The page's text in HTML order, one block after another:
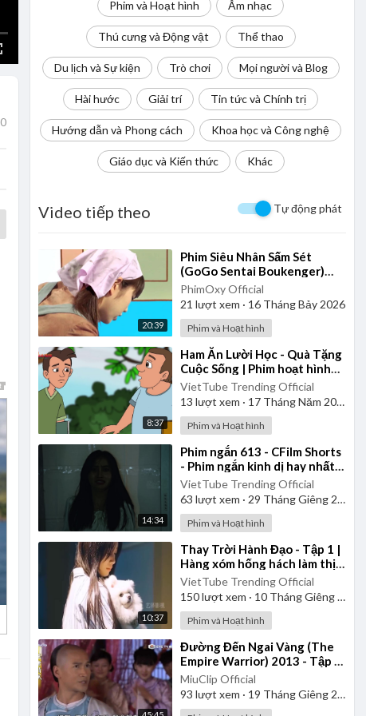
Phim và Hoạt hình Âm nhạc
Thú cưng và Động vật Thể thao
Du lịch và Sự kiện Trò chơi Mọi người và Blog
Hài hước Giải trí Tin tức và Chính trị
Hướng dẫn và Phong cách Khoa học và Công nghệ
Giáo dục và Kiến thức Khác
Video tiếp theo Tự động phát
20:39
⁣Phim Siêu Nhân Sấm Sét
(GoGo Sentai Boukenger)
2006 - Tập 26 | Thuyết Minh
PhimOxy Official
21 lượt xem · 16 Tháng Bảy 2026
Phim và Hoạt hình
8:37
⁣Ham Ăn Lười Học - Quà Tặng
Cuộc Sống | Phim hoạt hình
cổ tích Việt Nam
VietTube Trending Official
13 lượt xem · 17 Tháng Năm 2026
Phim và Hoạt hình
14:34
⁣Phim ngắn 613 - CFilm Shorts
- Phim ngắn kinh dị hay nhất
2023
VietTube Trending Official
63 lượt xem · 29 Tháng Giêng 2025
Phim và Hoạt hình
10:37
⁣Thay Trời Hành Đạo - Tập 1 |
Hàng xóm hống hách làm thịt
chú chó của cô gái | Review
Phim
VietTube Trending Official
150lượt xem · 10 Tháng Giêng 2025
Phim và Hoạt hình
⁣Đường Đến Ngai Vàng (The
Empire Warrior) 2013 - Tập 1
| Thuyết Minh
MiuClip Official
93 lượt xem · 19 Tháng Giêng 2025
0